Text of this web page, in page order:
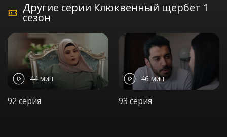
Другие серии Клюквенный щербет 1
сезон
44 мин
92 серия
46 мин
93 серия